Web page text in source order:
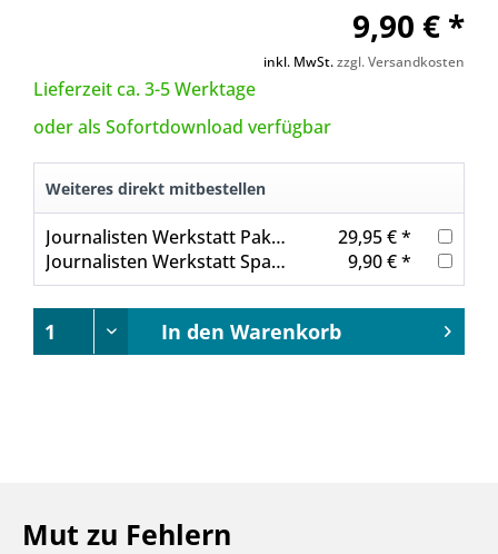
9,90 € *
inkl. MwSt.zzgl. Versandkosten
Lieferzeit ca. 3-5 Werktage
oder als Sofortdownload verfügbar
Weiteres direkt mitbestellen
Journalisten Werkstatt Paket: Besser schreiben 4
29,95 € *
Journalisten Werkstatt Spannend bis zum Schluss
9,90 € *
In den Warenkorb
Mut zu Fehlern